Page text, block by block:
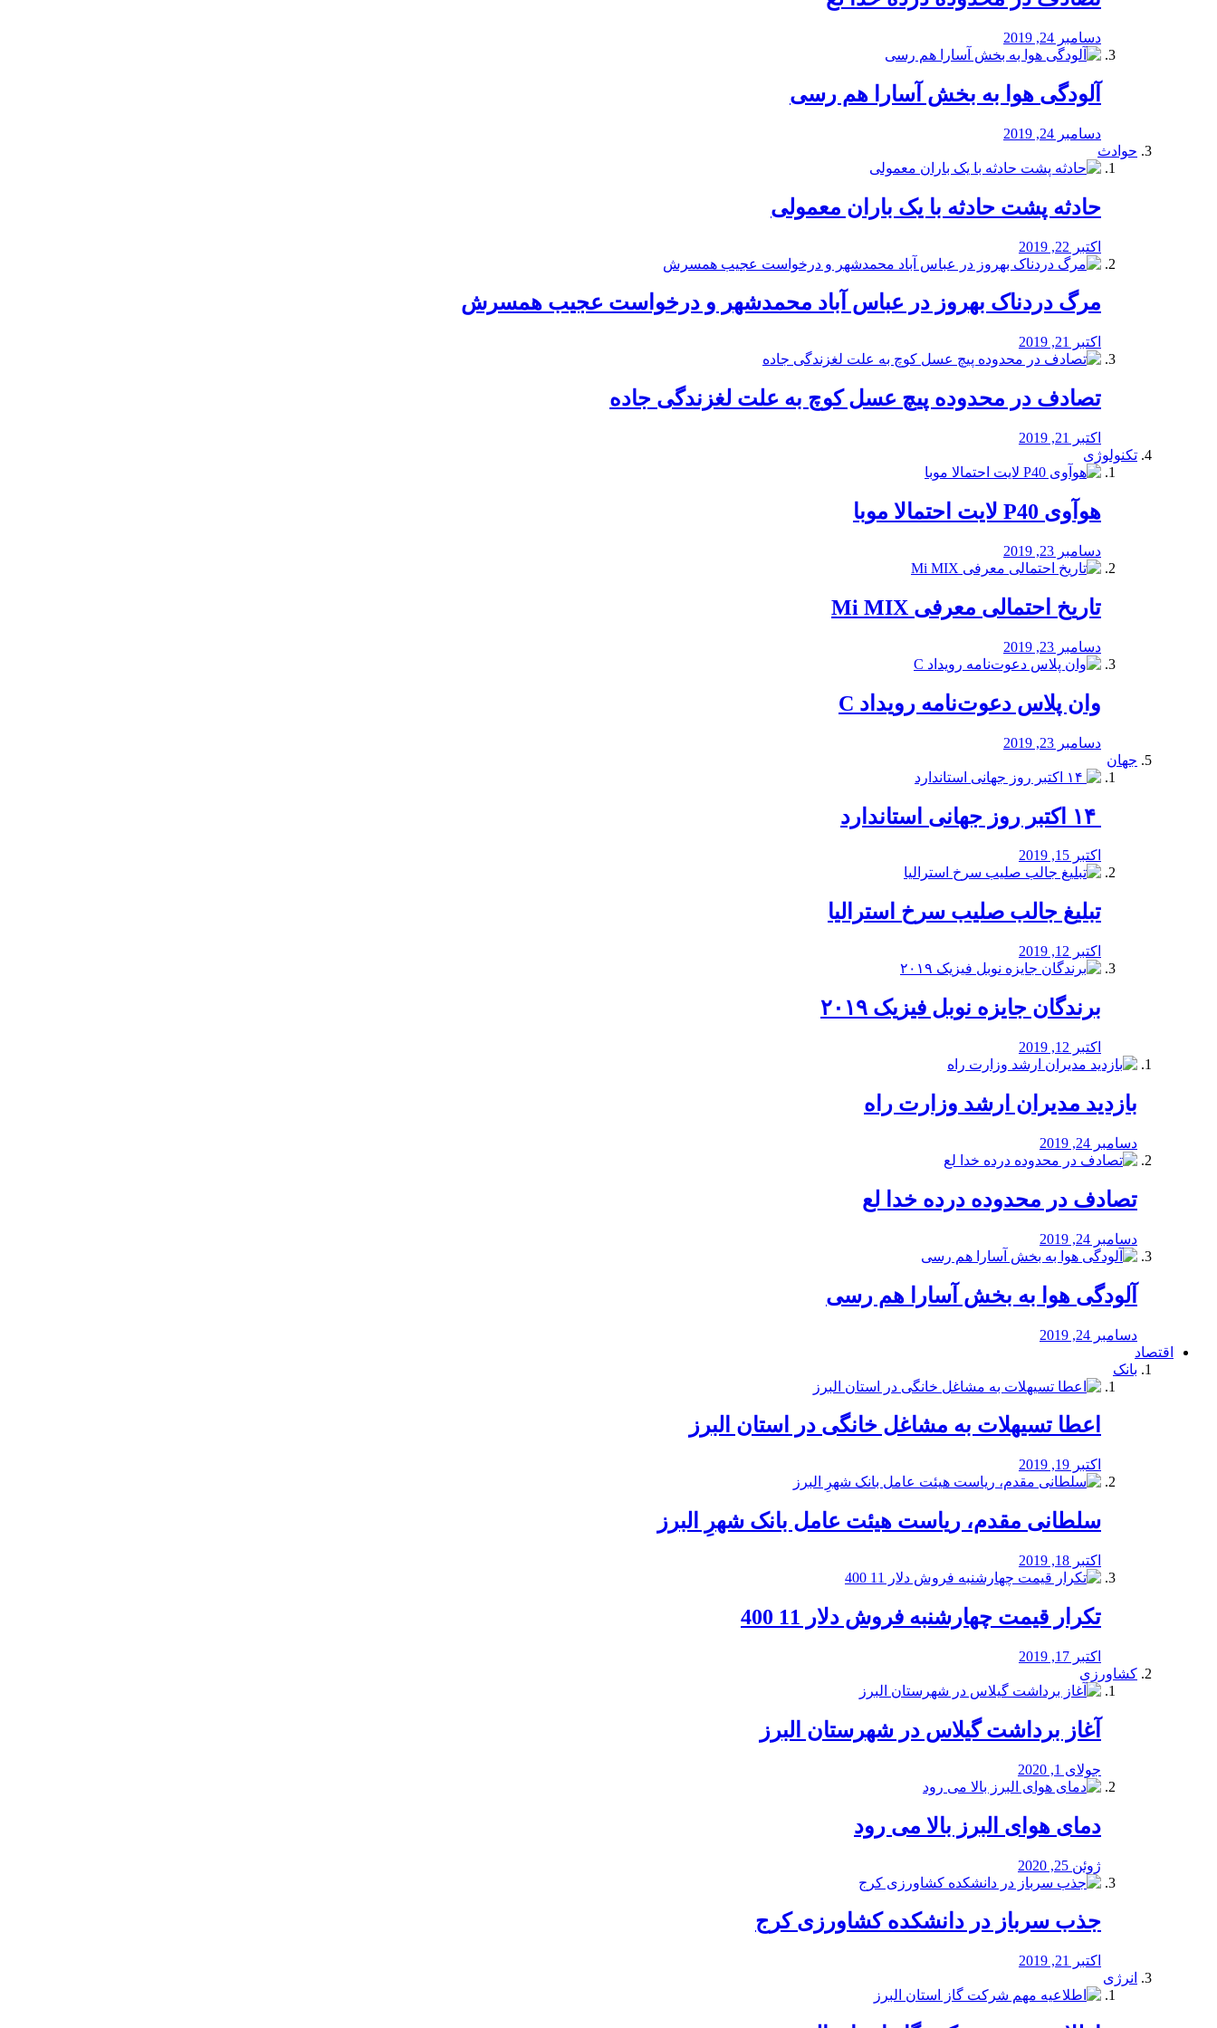
دسامبر 24, 2019
آلودگی هوا به بخش آسارا هم رسی
دسامبر 24, 2019
حوادث
️حادثه پشت حادثه با یک باران معمولی
اکتبر 22, 2019
مرگ دردناک بهروز در عباس آباد محمدشهر و درخواست عجیب همسرش
اکتبر 21, 2019
تصادف در محدوده پیچ عسل کوچ به علت لغزندگی جاده
اکتبر 21, 2019
تکنولوژی
هوآوی P40 لایت احتمالا موبا
دسامبر 23, 2019
تاریخ احتمالی معرفی Mi MIX
دسامبر 23, 2019
وان پلاس دعوت‌نامه رویداد C
دسامبر 23, 2019
جهان
اکتبر 15, 2019
تبلیغ جالب صلیب سرخ استرالیا
اکتبر 12, 2019
برندگان جایزه نوبل فیزیک ۲۰۱۹
اکتبر 12, 2019
بازدید مدیران ارشد وزارت راه
دسامبر 24, 2019
تصادف در محدوده درده خدا لع
دسامبر 24, 2019
آلودگی هوا به بخش آسارا هم رسی
دسامبر 24, 2019
اقتصاد
بانک
️اعطا تسیهلات به مشاغل خانگی در استان البرز
اکتبر 19, 2019
سلطانی مقدم، ریاست هیئت عامل بانک شهرِ البرز
اکتبر 18, 2019
تکرار قیمت چهارشنبه فروش دلار 11 400
اکتبر 17, 2019
کشاورزی
آغاز برداشت گیلاس در شهرستان البرز
جولای 1, 2020
دمای هوای البرز بالا می رود
ژوئن 25, 2020
جذب سرباز در دانشکده کشاورزی کرج
اکتبر 21, 2019
انرژی